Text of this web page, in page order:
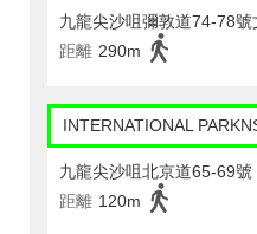
九龍尖沙咀彌敦道74-78
距離 290m
INTERNATIONAL
九龍尖沙咀北京道65-69
距離 120m